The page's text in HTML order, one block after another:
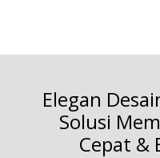
Elegan
Solusi
Cepat &